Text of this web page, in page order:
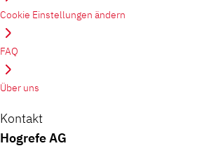
Cookie Einstellungen ändern
FAQ
Über uns
Kontakt
Hogrefe AG